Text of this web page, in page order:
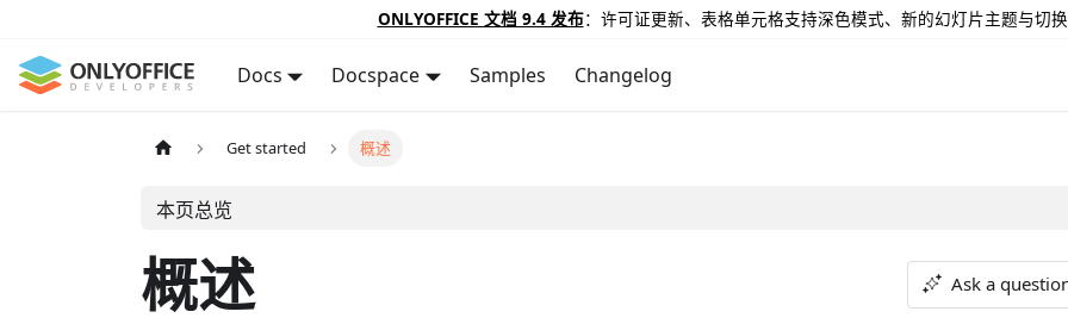
ONLYOFFICE 文档 9.4 发布：许可证更新、表格单元格支持深色模式、新的幻灯片主题与切
Docs Docspace Samples Changelog
Get started 概述
本页总览
概述 Ask a